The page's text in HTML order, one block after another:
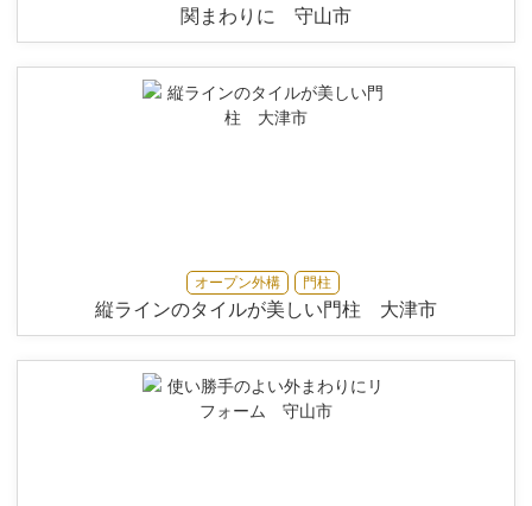
関まわりに 守山市
オープン外構 門柱
縦ラインのタイルが美しい門柱 大津市